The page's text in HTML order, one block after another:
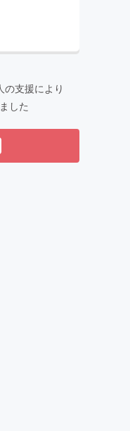
の支援により
した